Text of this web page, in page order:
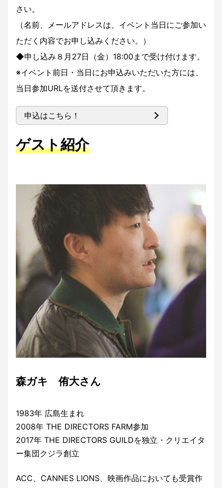
さい。
（名前、メールアドレスは、イベント当日にご参加い
ただく内容でお申し込みください。）
◆申し込み８月27日（金）18:00まで受け付けます。
※イベント前日・当日にお申込みいただいた方には、
当日参加URLを送付させて頂きます。
申込はこちら！
ゲスト紹介
森ガキ 侑大さん
1983年 広島生まれ
2008年 THE DIRECTORS FARM参加
2017年 THE DIRECTORS GUILDを独立・クリエイタ
ー集団クジラ創立
ACC、CANNES LIONS、映画作品においても受賞作